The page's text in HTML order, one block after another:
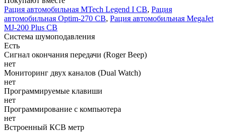
Рация автомобильная MTech Legend I СВ, Рация
автомобильная Optim-270 СВ, Рация автомобильная MegaJet
MJ-200 Plus СВ
Система шумоподавления
Есть
Сигнал окончания передачи (Roger Beep)
нет
Мониторинг двух каналов (Dual Watch)
нет
Программируемые клавиши
нет
Программирование с компьютера
нет
Встроенный КСВ метр